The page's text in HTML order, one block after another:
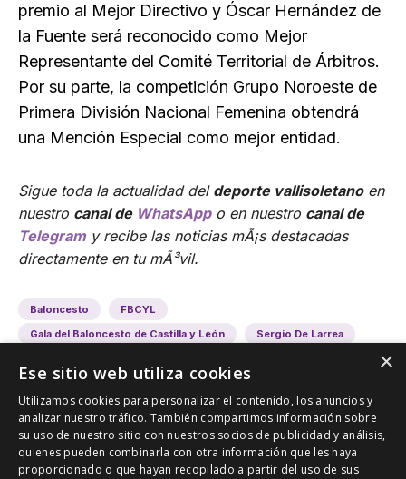
premio al Mejor Directivo y Óscar Hernández de
la Fuente será reconocido como Mejor
Representante del Comité Territorial de Árbitros.
Por su parte, la competición Grupo Noroeste de
Primera División Nacional Femenina obtendrá
una Mención Especial como mejor entidad.
Sigue toda la actualidad del deporte vallisoletanoen
nuestro canal de WhatsAppo en nuestro canal de
Telegramy recibe las noticias mÃ¡s destacadas
directamente en tu mÃ³vil.
Baloncesto
FBCYL
Gala del Baloncesto de Castilla y León
Sergio De Larrea
×
Ese sitio web utiliza cookies
Utilizamos cookies para personalizar el contenido, los anuncios y
analizar nuestro tráfico. También compartimos información sobre
su uso de nuestro sitio con nuestros socios de publicidad y análisis,
quienes pueden combinarla con otra información que les haya
proporcionado o que hayan recopilado a partir del uso de sus